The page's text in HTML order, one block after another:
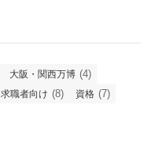
大阪・関西万博 (4)
求職者向け (8) 資格 (7)